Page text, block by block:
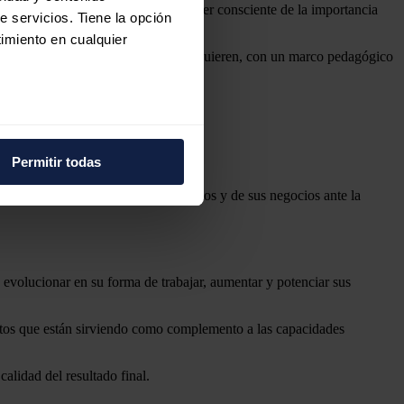
servicios. Tiene la opción
en cualquier
les haya proporcionado o
Permitir todas
supone el punto de partida para ser consciente de la importancia
lectivas, donde los alumnos adquieren, con un marco pedagógico
entorno laboral.
a las necesidades de sus empleados y de sus negocios ante la
en su forma de trabajar, aumentar y potenciar sus
que están sirviendo como complemento a las capacidades
del resultado final.